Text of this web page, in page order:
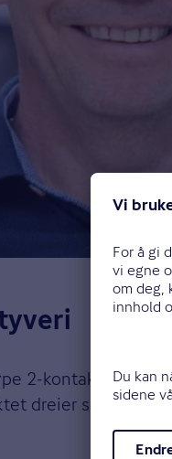
2-kontakt er
dreier seg om